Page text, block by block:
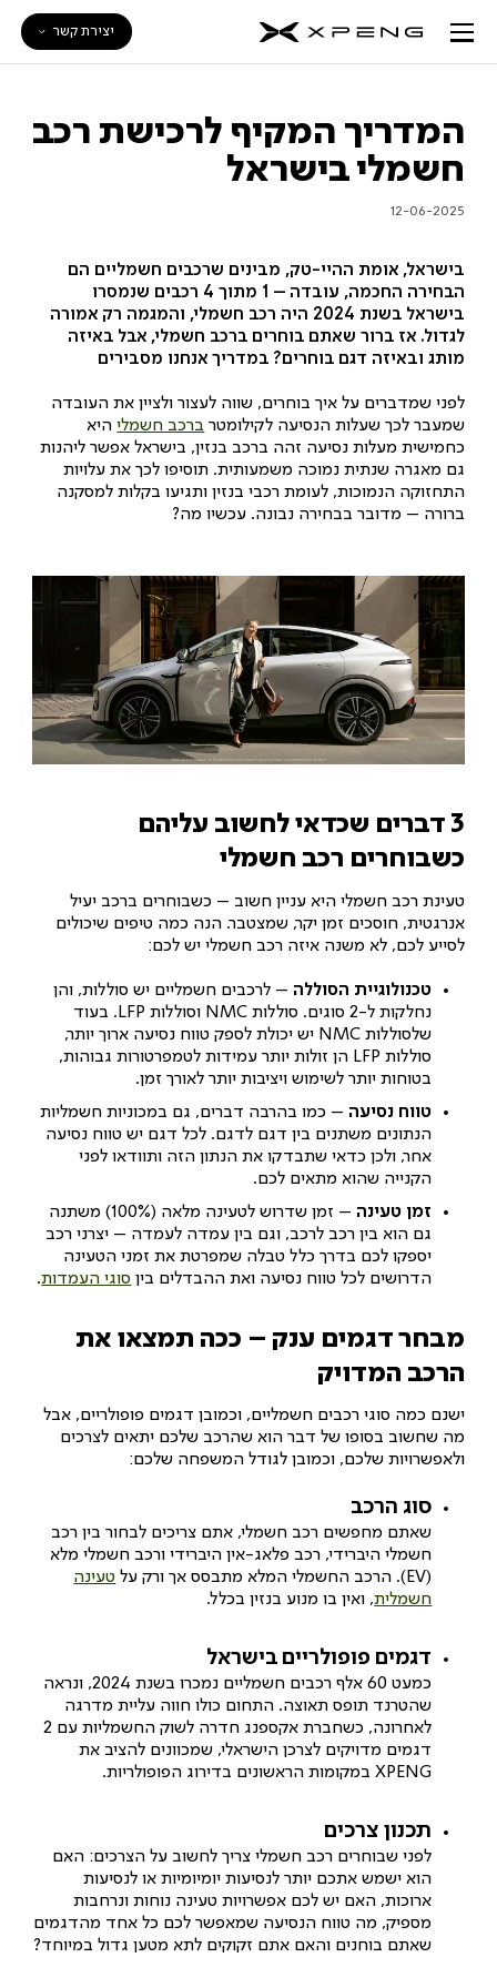
יצירת קשר
המדריך המקיף לרכישת רכב
חשמלי בישראל
12-06-2025
בישראל, אומת ההיי-טק, מבינים שרכבים חשמליים הם
הבחירה החכמה, עובדה – 1 מתוך 4 רכבים שנמסרו
בישראל בשנת 2024 היה רכב חשמלי, והמגמה רק אמורה
לגדול. אז ברור שאתם בוחרים ברכב חשמלי, אבל באיזה
מותג ובאיזה דגם בוחרים? במדריך אנחנו מסבירים
לפני שמדברים על איך בוחרים, שווה לעצור ולציין את העובדה
שמעבר לכך שעלות הנסיעה לקילומטר ברכב חשמליהיא
כחמישית מעלות נסיעה זהה ברכב בנזין, בישראל אפשר ליהנות
גם מאגרה שנתית נמוכה משמעותית. תוסיפו לכך את עלויות
התחזוקה הנמוכות, לעומת רכבי בנזין ותגיעו בקלות למסקנה
ברורה – מדובר בבחירה נבונה. עכשיו מה?
3 דברים שכדאי לחשוב עליהם
כשבוחרים רכב חשמלי
טעינת רכב חשמלי היא עניין חשוב – כשבוחרים ברכב יעיל
אנרגטית, חוסכים זמן יקר, שמצטבר. הנה כמה טיפים שיכולים
לסייע לכם, לא משנה איזה רכב חשמלי יש לכם:
טכנולוגיית הסוללה – לרכבים חשמליים יש סוללות, והן
נחלקות ל-2 סוגים. סוללות NMC וסוללות LFP. בעוד
שלסוללות NMC יש יכולת לספק טווח נסיעה ארוך יותר,
סוללות LFP הן זולות יותר עמידות לטמפרטורות גבוהות,
בטוחות יותר לשימוש ויציבות יותר לאורך זמן.
טווח נסיעה – כמו בהרבה דברים, גם במכוניות חשמליות
הנתונים משתנים בין דגם לדגם. לכל דגם יש טווח נסיעה
אחר, ולכן כדאי שתבדקו את הנתון הזה ותוודאו לפני
הקנייה שהוא מתאים לכם.
זמן טעינה
– זמן שדרוש לטעינה מלאה (100%) משתנה
גם הוא בין רכב לרכב, וגם בין עמדה לעמדה – יצרני רכב
יספקו לכם בדרך כלל טבלה שמפרטת את זמני הטעינה
הדרושים לכל טווח נסיעה ואת ההבדלים בין סוגי העמדות.
מבחר דגמים ענק – ככה תמצאו את
הרכב המדויק
ישנם כמה סוגי רכבים חשמליים, וכמובן דגמים פופולריים, אבל
מה שחשוב בסופו של דבר הוא שהרכב שלכם יתאים לצרכים
ולאפשרויות שלכם, וכמובן לגודל המשפחה שלכם:
סוג הרכב
שאתם מחפשים רכב חשמלי, אתם צריכים לבחור בין רכב
חשמלי היברידי, רכב פלאג-אין היברידי ורכב חשמלי מלא
(EV). הרכב החשמלי המלא מתבסס אך ורק על
טעינה
חשמלית, ואין בו מנוע בנזין בכלל.
דגמים פופולריים בישראל
כמעט 60 אלף רכבים חשמליים נמכרו בשנת 2024, ונראה
שהטרנד תופס תאוצה. התחום כולו חווה עליית מדרגה
לאחרונה, כשחברת אקספנג חדרה לשוק החשמליות עם 2
דגמים מדויקים לצרכן הישראלי, שמכוונים להציב את
XPENG במקומות הראשונים בדירוג הפופולריות.
תכנון צרכים
לפני שבוחרים רכב חשמלי צריך לחשוב על הצרכים: האם
הוא ישמש אתכם יותר לנסיעות יומיומיות או לנסיעות
ארוכות, האם יש לכם אפשרויות טעינה נוחות ונרחבות
מספיק, מה טווח הנסיעה שמאפשר לכם כל אחד מהדגמים
שאתם בוחנים והאם אתם זקוקים לתא מטען גדול במיוחד?